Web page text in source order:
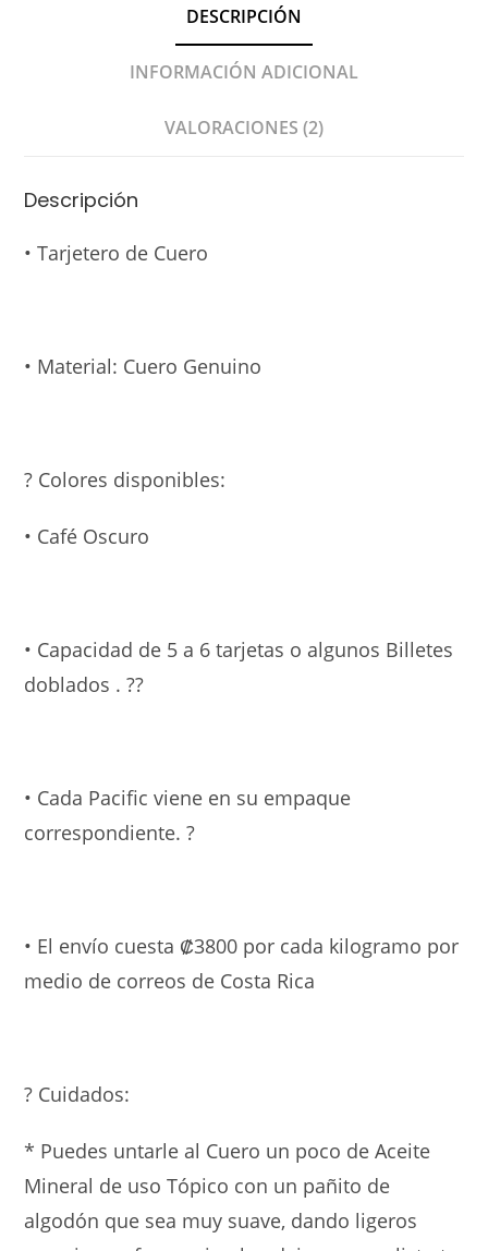
DESCRIPCIÓN
INFORMACIÓN ADICIONAL
VALORACIONES (2)
Descripción
• Tarjetero de Cuero
• Material: Cuero Genuino
? Colores disponibles:
• Café Oscuro
• Capacidad de 5 a 6 tarjetas o algunos Billetes
doblados . ??
• Cada Pacific viene en su empaque
correspondiente. ?
• El envío cuesta ₡3800 por cada kilogramo por
medio de correos de Costa Rica
? Cuidados:
* Puedes untarle al Cuero un poco de Aceite
Mineral de uso Tópico con un pañito de
algodón que sea muy suave, dando ligeros